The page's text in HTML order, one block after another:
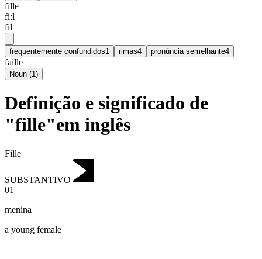
fille
fi:l
fil
frequentemente confundidos1 rimas4 pronúncia semelhante4
faille
Noun (1)
Definição e significado de
"fille"em inglês
Fille
SUBSTANTIVO
01
menina
a young female